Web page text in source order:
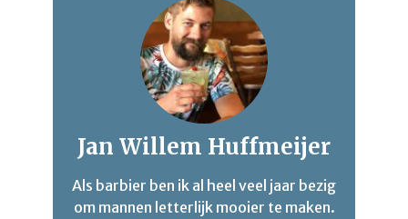
Jan Willem Huffmeijer
Als barbier ben ik al heel veel jaar bezig
om mannen letterlijk mooier te maken.